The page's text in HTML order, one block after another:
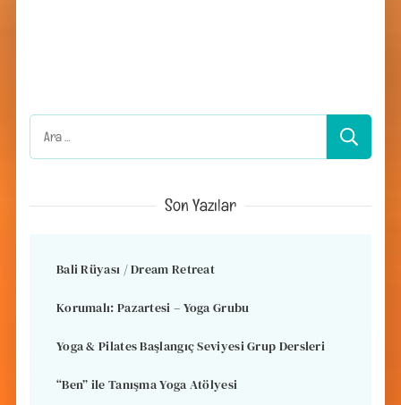
Arama:
Son Yazılar
Bali Rüyası / Dream Retreat
Korumalı: Pazartesi – Yoga Grubu
Yoga & Pilates Başlangıç Seviyesi Grup Dersleri
“Ben” ile Tanışma Yoga Atölyesi